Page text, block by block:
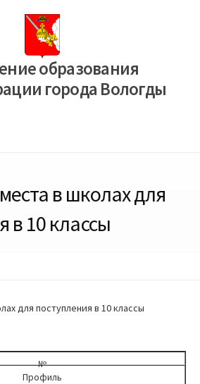
образования
города Вологды
в школах для
в 10 классы
для поступления в 10 классы
№
Профиль